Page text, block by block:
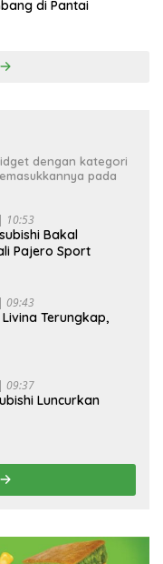
di Pantai
dengan kategori
pada
10:53
Bakal
Pajero Sport
09:43
Terungkap,
09:37
Luncurkan